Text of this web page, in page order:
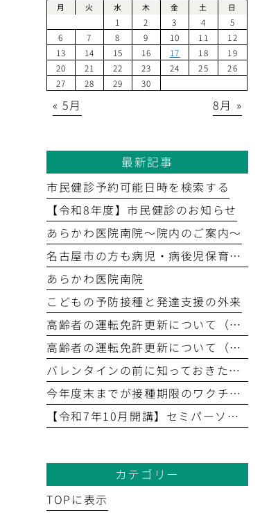
月 火 水 木 金 土 日
1 2 3 4
5
6
7 8 9 10 11
12
13
14 15 16 17 18
19
20
21 22 23 24 25
26
27
28 29 30
« 5月 8月 »
最新記事
市民健診予約可能日時を検索する
【令和8年度】市民健診のお知らせ
あらかわ医院南院～院内のご案内～
名古屋市の方も病児・病後児保育室を利用できます
あらかわ医院南院
こどもの予防接種と発達支援の外来
高齢者の運転免許更新について（後編）
高齢者の運転免許更新について（前編）
バレンタインの前に知っておきたい！「血糖値」とチョコレートの食べ方
今年度末までが接種期限のワクチンがあります（2026年3月31日まで）
【令和7年10月開講】セミパーソナルフィットネス｜初回無料体験あり
カテゴリー
TOPに表示